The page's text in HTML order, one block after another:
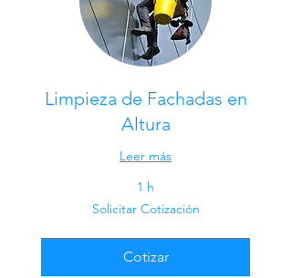
Limpieza de Fachadas en
Altura
Leer más
1 h
Solicitar Cotización
Cotizar